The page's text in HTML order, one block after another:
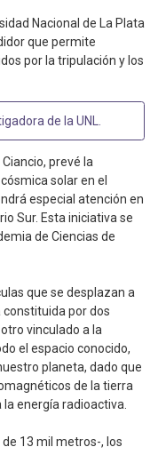
Nacional de La Plata
que permite
por la tripulación y los
de la UNL
prevé la
solar en el
especial atención en
Sur. Esta iniciativa se
de Ciencias de
que se desplazan a
constituida por dos
vinculado a la
el espacio conocido,
planeta, dado que
de la tierra
energía radioactiva.
13 mil metros-, los